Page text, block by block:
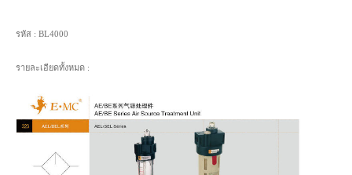
รหัส : BL4000
รายละเอียดทั้งหมด :